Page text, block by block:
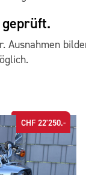
CHF 22'250.-